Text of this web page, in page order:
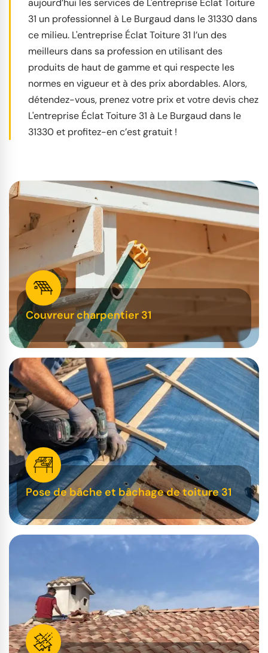
aujourd’hui les services de L'entreprise Éclat Toiture
31 un professionnel à Le Burgaud dans le 31330 dans
ce milieu. L'entreprise Éclat Toiture 31 l’un des
meilleurs dans sa profession en utilisant des
produits de haut de gamme et qui respecte les
normes en vigueur et à des prix abordables. Alors,
détendez-vous, prenez votre prix et votre devis chez
L'entreprise Éclat Toiture 31 à Le Burgaud dans le
31330 et profitez-en c’est gratuit !
Couvreur charpentier 31
Pose de bâche et bâchage de toiture 31